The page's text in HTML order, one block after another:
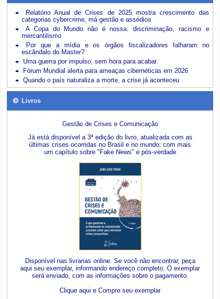
Relatório Anual de Crises de 2025 mostra crescimento das
categorias cybercrime, má gestão e assédios
A Copa do Mundo não é nossa: discriminação, racismo e
mercantilismo
Por que a mídia e os órgãos fiscalizadores falharam no
escândalo do Master?
Uma guerra por impulso, sem hora para acabar
Fórum Mundial alerta para ameaças cibernéticas em 2026
Quando o país naturaliza a morte, a crise já aconteceu
Livros
Gestão de Crises e Comunicação
Já está disponível a 3ª edição do livro, atualizada com as
últimas crises ocorridas no Brasil e no mundo; com mais
um capítulo sobre "Fake News" e pós-verdade
Disponível nas livrarias online. Se você não encontrar, peça
aqui seu exemplar, informando endereço completo. O exemplar
será enviado, com as informações sobre o pagamento.
Clique aqui e Compre seu exemplar